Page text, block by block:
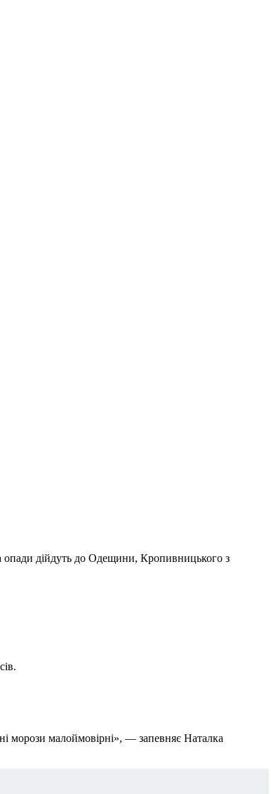
опади дійдуть до Одещини, Кропивницького з
морози малоймовірні», — запевняє Наталка